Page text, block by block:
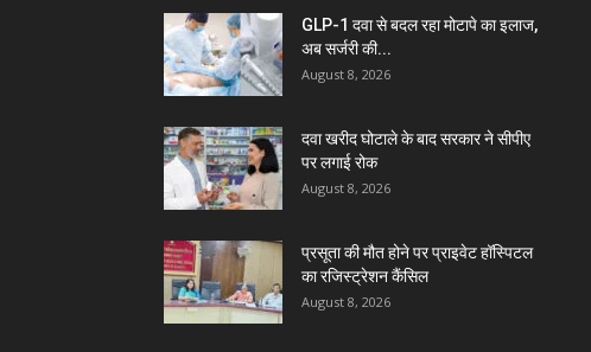
GLP-1 दवा से बदल रहा मोटापे का इलाज,
अब सर्जरी की...
August 8, 2026
दवा खरीद घोटाले के बाद सरकार ने सीपीए
पर लगाई रोक
August 8, 2026
प्रसूता की मौत होने पर प्राइवेट हॉस्पिटल
का रजिस्ट्रेशन कैंसिल
August 8, 2026